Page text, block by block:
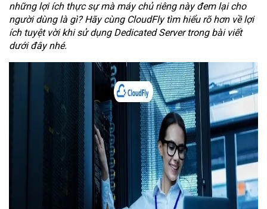
những lợi ích thực sự mà máy chủ riêng này đem lại cho
người dùng là gì? Hãy cùng CloudFly tìm hiểu rõ hơn về lợi
ích tuyệt vời khi sử dụng Dedicated Server trong bài viết
dưới đây nhé.